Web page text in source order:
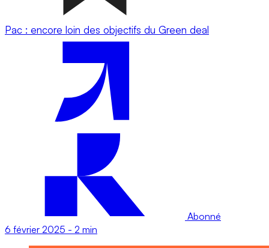
Pac : encore loin des objectifs du Green deal
Abonné
6 février 2025 - 2 min